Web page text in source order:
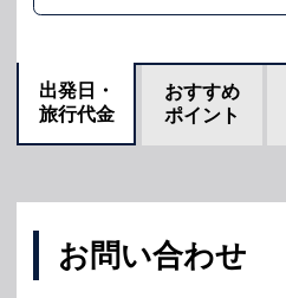
出発日・
旅行代金
おすすめ
ポイント
お問い合わせ